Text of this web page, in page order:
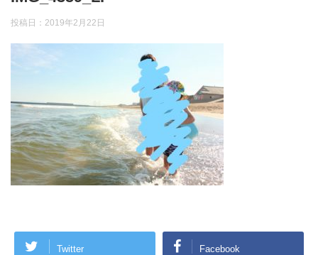
投稿日： 2019年2月22日
Twitter Facebook